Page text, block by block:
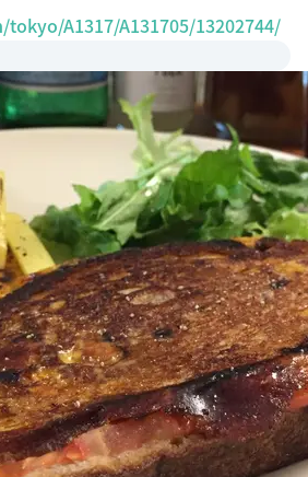
A1317/A131705/13202744/